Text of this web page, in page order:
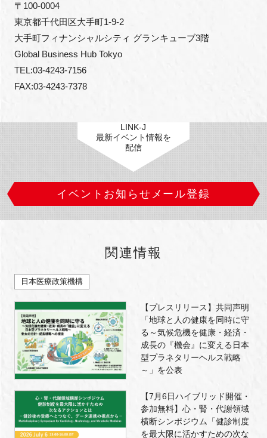
〒100-0004
東京都千代田区大手町1-9-2
大手町フィナンシャルシティ グランキューブ3階
Global Business Hub Tokyo
TEL:03-4243-7156
FAX:03-4243-7378
LINK-J
最新イベント情報を
配信
イベントお知らせメール登録
関連情報
日本医療政策機構
【プレスリリース】共同声明
「地球と人の健康を同時に守
る～気候危機を健康・経済・
成長の『機会』に変える日本
型プラネタリーヘルス戦略
～」を公表
【7月6日ハイブリッド開催・
参加無料】心・腎・代謝領域
横断シンポジウム「健診制度
を最大限に活かすための次な